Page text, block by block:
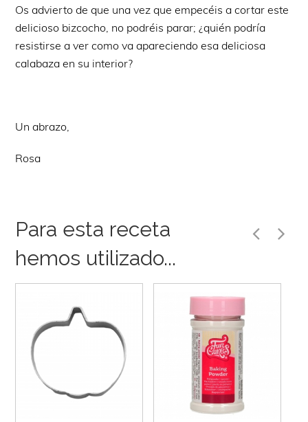
Os advierto de que una vez que empecéis a cortar este
delicioso bizcocho, no podréis parar; ¿quién podría
resistirse a ver como va apareciendo esa deliciosa
calabaza en su interior?
Un abrazo,
Rosa
Para esta receta
hemos utilizado...